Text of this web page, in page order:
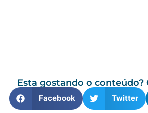
Esta gostando o conteúdo?
Facebook Twitter